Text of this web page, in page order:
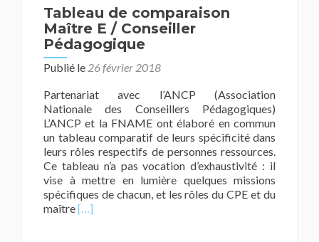
Tableau de comparaison
Maître E / Conseiller
Pédagogique
Publié le 26 février 2018
Partenariat avec l’ANCP (Association
Nationale des Conseillers Pédagogiques)
L’ANCP et la FNAME ont élaboré en commun
un tableau comparatif de leurs spécificité dans
leurs rôles respectifs de personnes ressources.
Ce tableau n’a pas vocation d’exhaustivité : il
vise à mettre en lumière quelques missions
spécifiques de chacun, et les rôles du CPE et du
maîtreEn
[…]